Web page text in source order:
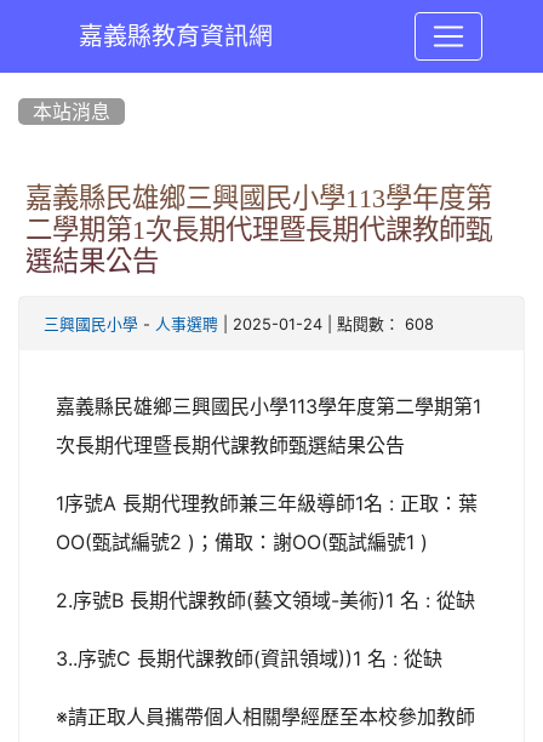
嘉義縣教育資訊網
本站消息
嘉義縣民雄鄉三興國民小學113學年度第
二學期第1次長期代理暨長期代課教師甄
選結果公告
三興國民小學 - 人事選聘 | 2025-01-24 | 點閱數： 608
嘉義縣民雄鄉三興國民小學113學年度第二學期第1
次長期代理暨長期代課教師甄選結果公告
1序號A 長期代理教師兼三年級導師1名 : 正取：葉
OO(甄試編號2 )；備取：謝OO(甄試編號1 )
2.序號B 長期代課教師(藝文領域-美術)1 名 : 從缺
3..序號C 長期代課教師(資訊領域))1 名 : 從缺
※請正取人員攜帶個人相關學經歷至本校參加教師